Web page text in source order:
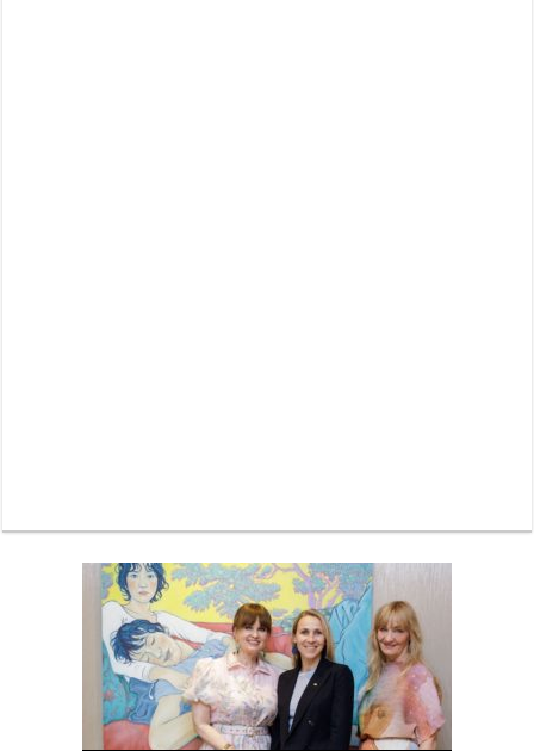
Neue Sommerterrasse im Ludwigpalais: Wird das